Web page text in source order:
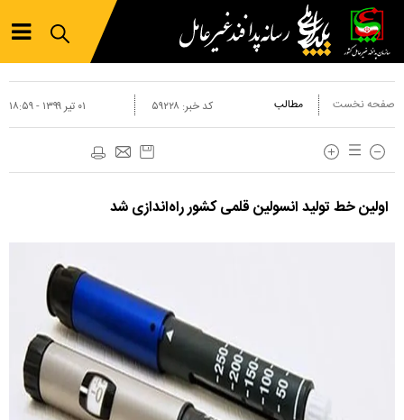
صفحه نخست مطالب ۰۱ تير ۱۳۹۹ - ۱۸:۵۹ کد خبر: ۵۹۲۲۸
اولین خط تولید انسولین قلمی کشور راه‌اندازی شد